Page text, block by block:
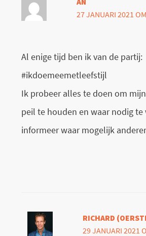
27 JANUARI 2021
Al enige tijd ben ik van de partij:
#ikdoemeemetleefstijl
Ik probeer alles te doen om
peil te houden en waar nodig te
informeer waar mogelijk
RICHARD
29 JANUARI 2021